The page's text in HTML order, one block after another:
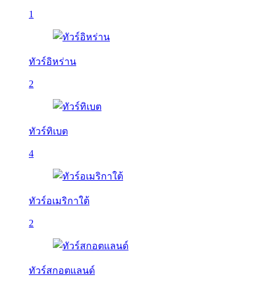
1
ทัวร์อิหร่าน
2
ทัวร์ทิเบต
4
ทัวร์อเมริกาใต้
2
ทัวร์สกอตแลนด์